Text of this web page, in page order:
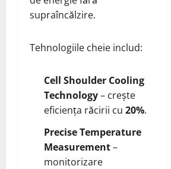
supraîncălzire.
Tehnologiile cheie includ:
Cell Shoulder Cooling
Technology– crește
eficiența răcirii cu 20%.
Precise Temperature
Measurement–
monitorizare